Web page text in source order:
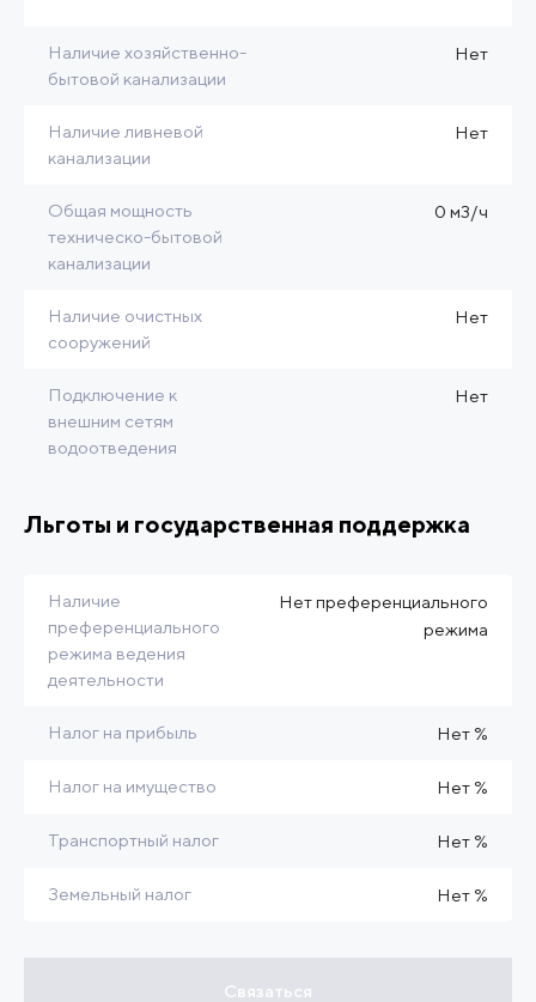
Наличие хозяйственно-
бытовой канализации
Нет
Наличие ливневой
канализации
Нет
Общая мощность
техническо-бытовой
канализации
0 м3/ч
Наличие очистных
сооружений
Нет
Подключение к
внешним сетям
водоотведения
Нет
Льготы и государственная поддержка
Наличие
преференциального
режима ведения
деятельности
Нет преференциального
режима
Налог на прибыль Нет %
Налог на имущество Нет %
Транспортный налог Нет %
Земельный налог Нет %
Связаться